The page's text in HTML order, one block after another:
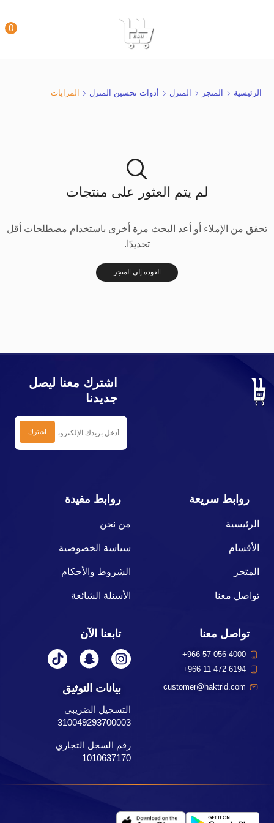
0
الرئيسية المتجر المنزل أدوات تحسين المنزل المرايات
لم يتم العثور على منتجات
تحقق من الإملاء أو أعد البحث مرة أخرى باستخدام مصطلحات أقل
تحديدًا.
العودة إلى المتجر
اشترك معنا ليصل
جديدنا
روابط سريعة
الرئيسية
الأقسام
المتجر
تواصل معنا
روابط مفيدة
من نحن
سياسة الخصوصية
الشروط والأحكام
الأسئلة الشائعة
تواصل معنا
+966 57 056 4000
+966 11 472 6194
customer@haktrid.com
تابعنا الآن
بيانات التوثيق
التسجيل الضريبي
310049293700003
رقم السجل التجاري
1010637170